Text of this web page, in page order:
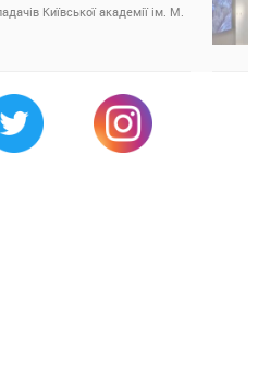
Київської академії ім. М.